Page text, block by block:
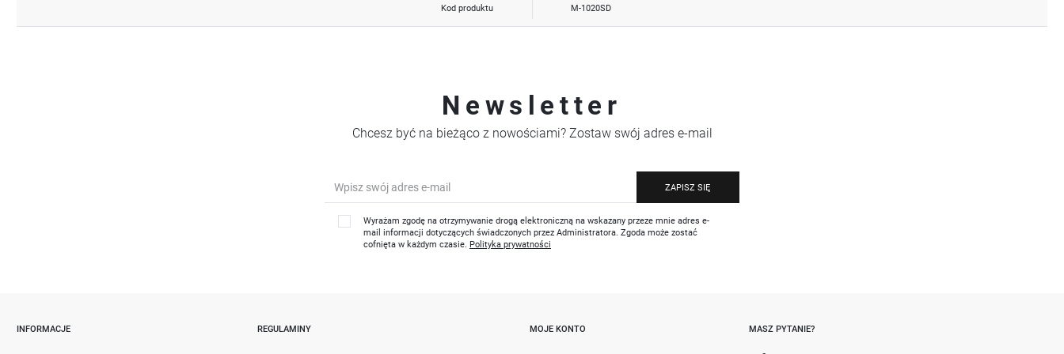
Kod produktu M-1020SD
Newsletter
Chcesz być na bieżąco z nowościami? Zostaw swój adres e-mail
ZAPISZ SIĘ
Wyrażam zgodę na otrzymywanie drogą elektroniczną na wskazany przeze mnie adres e-
mail informacji dotyczących świadczonych przez Administratora. Zgoda może zostać
cofnięta w każdym czasie. Polityka prywatności
INFORMACJE REGULAMINY MOJE KONTO MASZ PYTANIE?